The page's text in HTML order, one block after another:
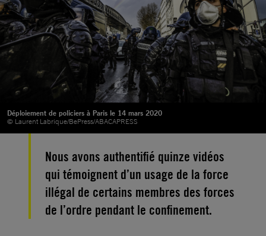
Déploiement de policiers à Paris le 14 mars 2020
© Laurent Labrique/BePress/ABACAPRESS
Nous avons authentifié quinze vidéos
qui témoignent d’un usage de la force
illégal de certains membres des forces
de l’ordre pendant le confinement.